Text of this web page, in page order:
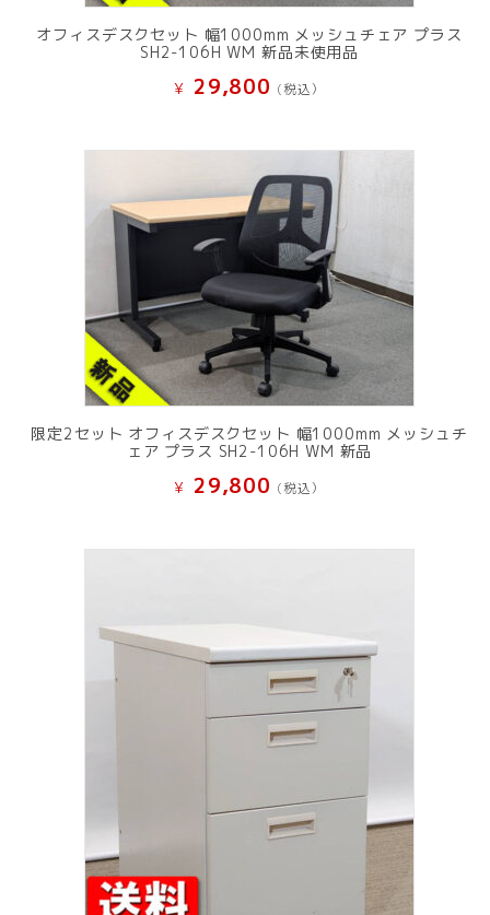
オフィスデスクセット 幅1000mm メッシュチェア プラス
SH2-106H WM 新品未使用品
¥ 29,800 (税込）
限定2セット オフィスデスクセット 幅1000mm メッシュチ
ェア プラス SH2-106H WM 新品
¥ 29,800 (税込）